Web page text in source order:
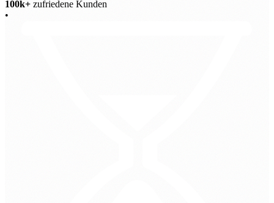
100k+ zufriedene Kunden
•